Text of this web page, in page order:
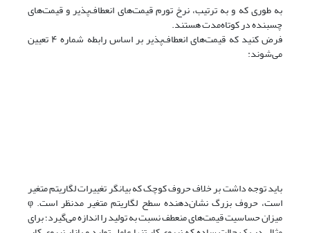
به طوری که و به ترتیب، نرخ تورم قیمت‌های انعطاف‌پذیر و قیمت‌های
چسبنده در کوتاه‌مدت هستند.
فرض کنید که قیمت‌های انعطاف‌پذیر بر اساس رابطه شماره ۴ تعیین
می‌شوند:
باید توجه داشت بر خلاف حروف کوچک که بیانگر تغییرات لگاریتم متغیر
است، حروف بزرگ نشان‌دهنده سطح لگاریتم متغیر مدنظر است. φ
میزان حساسیت قیمت‌های منعطف نسبت به تولید را اندازه می‌گیرد؛ برای